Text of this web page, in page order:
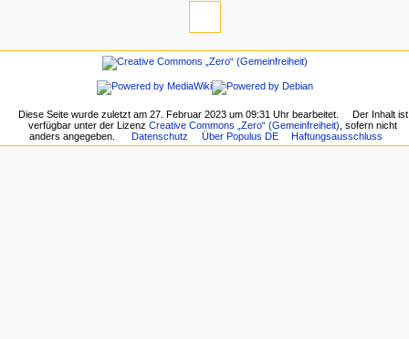
Diese Seite wurde zuletzt am 27. Februar 2023 um 09:31 Uhr bearbeitet.
Der Inhalt ist
verfügbar unter der LizenzCreative Commons „Zero“ (Gemeinfreiheit) , sofern nicht
anders angegeben.
Datenschutz Über Populus DE Haftungsausschluss